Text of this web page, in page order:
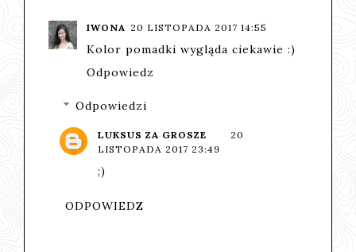
IWONA 20 LISTOPADA 2017 14:55
Kolor pomadki wygląda ciekawie :)
Odpowiedz
Odpowiedzi
LUKSUS ZA GROSZE
20
LISTOPADA 2017 23:49
;)
ODPOWIEDZ